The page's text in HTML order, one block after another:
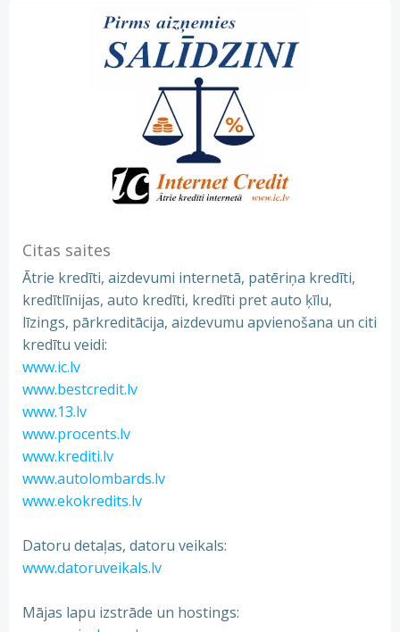
Citas saites
Ātrie kredīti, aizdevumi internetā, patēriņa kredīti,
kredītlīnijas, auto kredīti, kredīti pret auto ķīlu,
līzings, pārkreditācija, aizdevumu apvienošana un citi
kredītu veidi:
www.ic.lv
www.bestcredit.lv
www.13.lv
www.procents.lv
www.krediti.lv
www.autolombards.lv
www.ekokredits.lv
Datoru detaļas, datoru veikals:
www.datoruveikals.lv
Mājas lapu izstrāde un hostings: